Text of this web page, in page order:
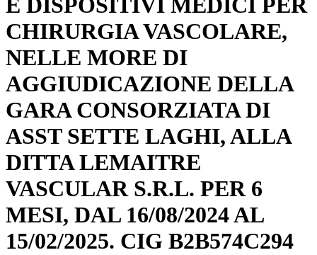
E DISPOSITIVI MEDICI PER
CHIRURGIA VASCOLARE,
NELLE MORE DI
AGGIUDICAZIONE DELLA
GARA CONSORZIATA DI
ASST SETTE LAGHI, ALLA
DITTA LEMAITRE
VASCULAR S.R.L. PER 6
MESI, DAL 16/08/2024 AL
15/02/2025. CIG B2B574C294